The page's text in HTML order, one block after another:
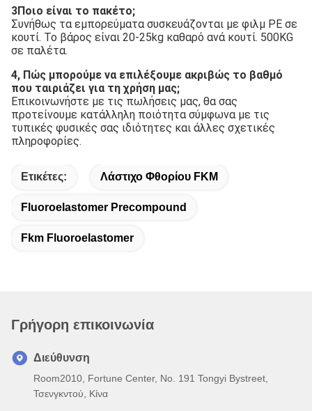
3Ποιο είναι το πακέτο;
Συνήθως τα εμπορεύματα συσκευάζονται με φιλμ PE σε
κουτί. Το βάρος είναι 20-25kg καθαρό ανά κουτί. 500KG
σε παλέτα.
4, Πώς μπορούμε να επιλέξουμε ακριβώς το βαθμό
που ταιριάζει για τη χρήση μας;
Επικοινωνήστε με τις πωλήσεις μας, θα σας
προτείνουμε κατάλληλη ποιότητα σύμφωνα με τις
τυπικές φυσικές σας ιδιότητες και άλλες σχετικές
πληροφορίες.
Ετικέτες: Λάστιχο Φθορίου FKM
Fluoroelastomer Precompound
Fkm Fluoroelastomer
Γρήγορη επικοινωνία
Διεύθυνση
Room2010, Fortune Center, No. 191 Tongyi Bystreet,
Τσενγκντού, Κίνα